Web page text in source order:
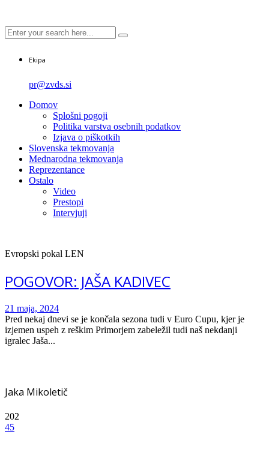
Ekipa
pr@zvds.si
Domov
Splošni pogoji
Politika varstva osebnih podatkov
Izjava o piškotkih
Slovenska tekmovanja
Mednarodna tekmovanja
Reprezentance
Ostalo
Video
Prestopi
Intervjuji
Evropski pokal LEN
POGOVOR: JAŠA KADIVEC
21 maja, 2024
Pred nekaj dnevi se je končala sezona tudi v Euro Cupu, kjer je
izjemen uspeh z reškim Primorjem zabeležil tudi naš nekdanji
igralec Jaša...
Jaka Mikoletič
202
45